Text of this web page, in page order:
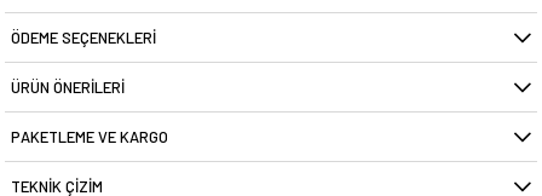
Masif Ahşap Gövde
Dayanıklı, sağlam ve uzun ömürlü kullanım için yüksek kaliteli ahşaptan
üretilmiştir.
Bar ve Ada Mutfaklar İçin İdeal Yükseklik
Ergonomik oturum ölçüleri ile kullanıcı konforu ön plandadır.
Yoğun Kullanıma Uygun
Kafe, restoran, otel ve ev kullanımı için dayanıklı yapı.
Kolay Temizlenebilir Yüzey
ÖDEME SEÇENEKLERI
ÜRÜN ÖNERILERI
PAKETLEME VE KARGO
TEKNIK ÇIZIM